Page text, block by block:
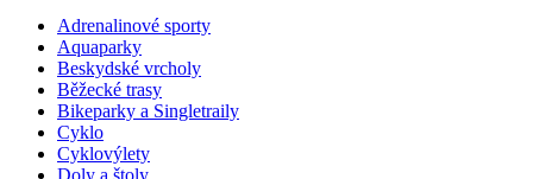
Adrenalinové sporty
Aquaparky
Beskydské vrcholy
Běžecké trasy
Bikeparky a Singletraily
Cyklo
Cyklovýlety